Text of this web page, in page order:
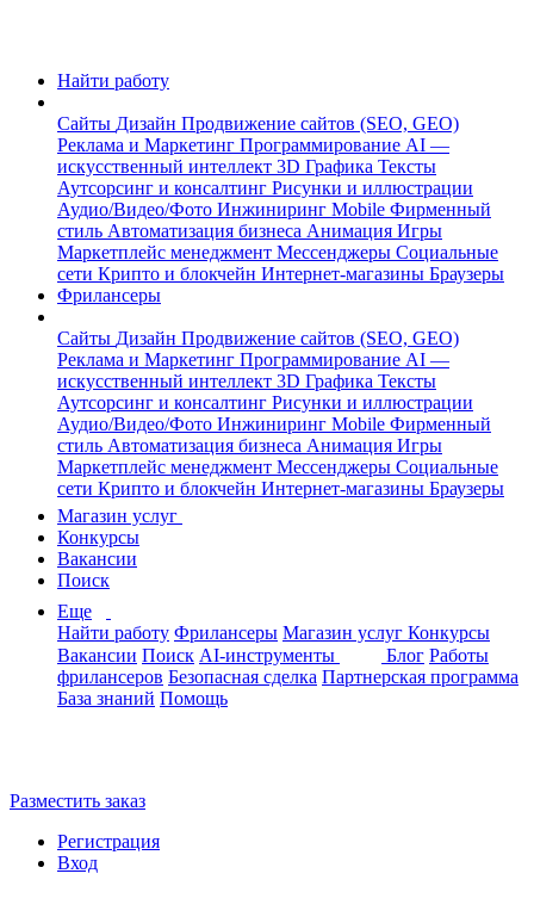
Найти работу
Сайты Дизайн Продвижение сайтов (SEO, GEO)
Реклама и Маркетинг Программирование AI —
искусственный интеллект 3D Графика Тексты
Аутсорсинг и консалтинг Рисунки и иллюстрации
Аудио/Видео/Фото Инжиниринг Mobile Фирменный
стиль Автоматизация бизнеса Анимация Игры
Маркетплейс менеджмент Мессенджеры Социальные
сети Крипто и блокчейн Интернет-магазины Браузеры
Фрилансеры
Сайты Дизайн Продвижение сайтов (SEO, GEO)
Реклама и Маркетинг Программирование AI —
искусственный интеллект 3D Графика Тексты
Аутсорсинг и консалтинг Рисунки и иллюстрации
Аудио/Видео/Фото Инжиниринг Mobile Фирменный
стиль Автоматизация бизнеса Анимация Игры
Маркетплейс менеджмент Мессенджеры Социальные
сети Крипто и блокчейн Интернет-магазины Браузеры
Магазин услуг
Конкурсы
Вакансии
Поиск
Еще
Найти работу Фрилансеры Магазин услуг Конкурсы
Вакансии Поиск AI-инструменты Блог Работы
фрилансеров Безопасная сделка Партнерская программа
База знаний Помощь
Разместить заказ
Регистрация
Вход